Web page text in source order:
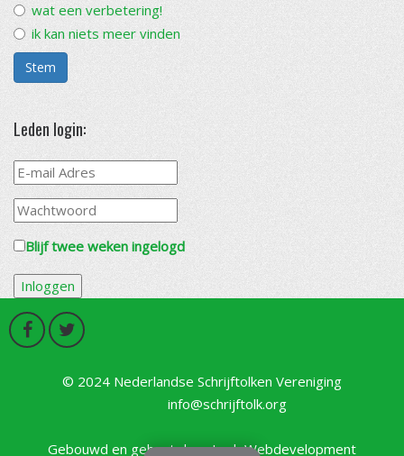
wat een verbetering!
ik kan niets meer vinden
Stem
Leden login:
Blijf twee weken ingelogd
© 2024 Nederlandse Schrijftolken Vereniging
info@schrijftolk.org
Gebouwd en gehost doorLush Webdevelopment